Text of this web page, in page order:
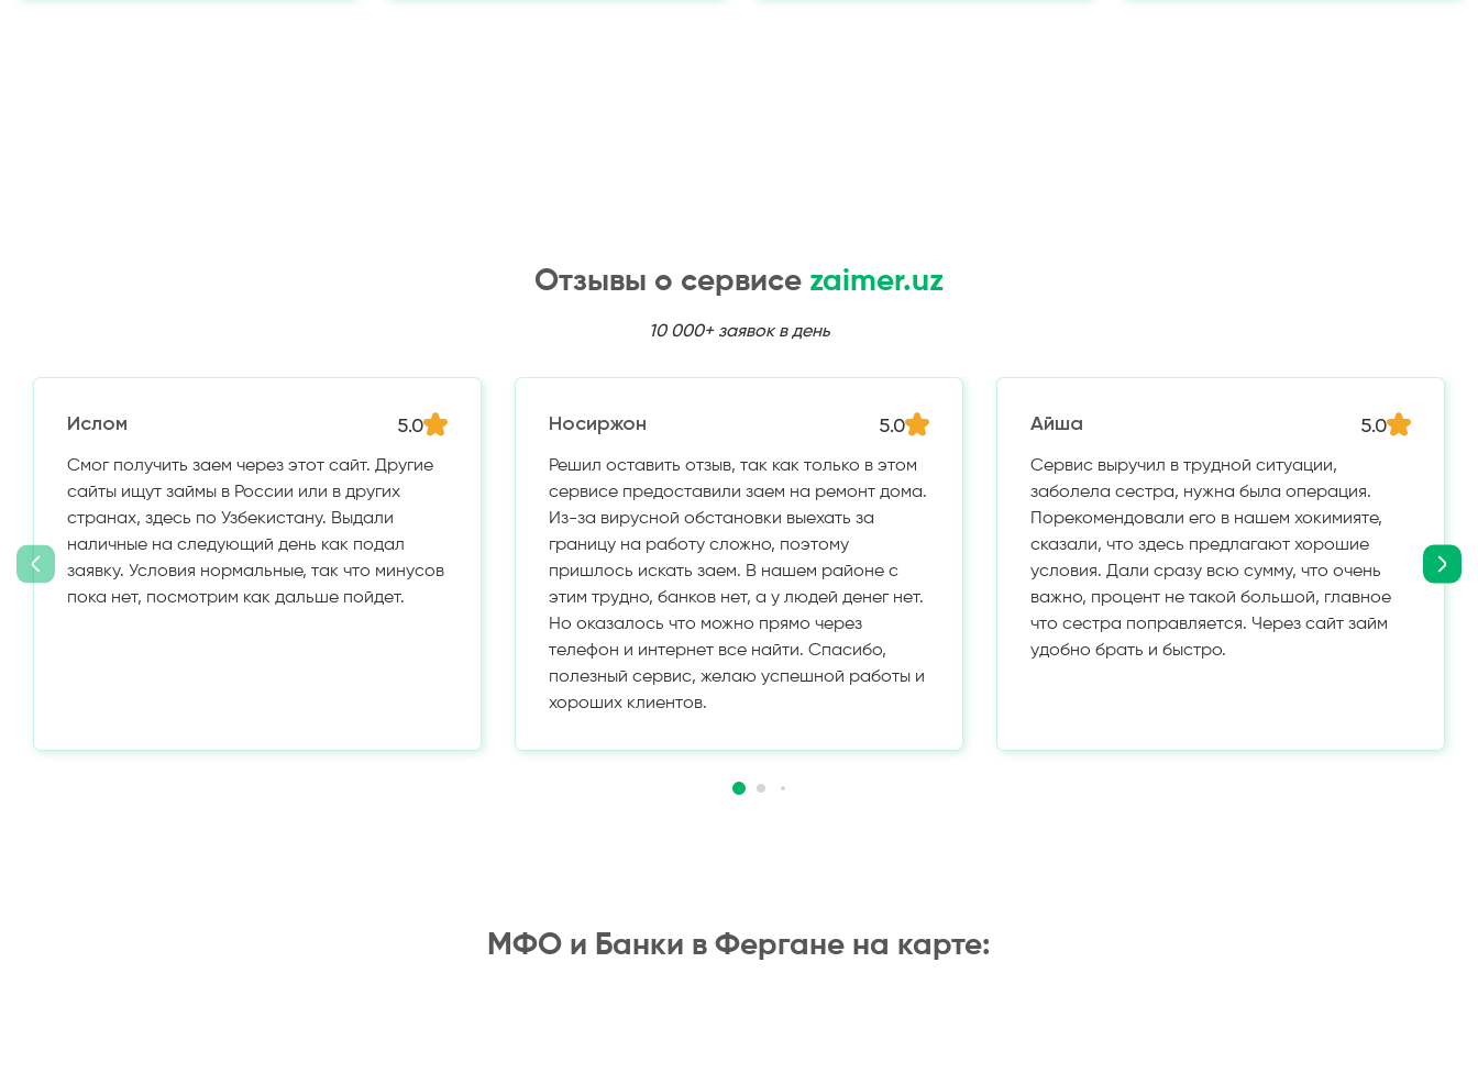
Отзывы о сервисе zaimer.uz
10 000+ заявок в день
Ислом 5.0
Смог получить заем через этот сайт. Другие
сайты ищут займы в России или в других
странах, здесь по Узбекистану. Выдали
наличные на следующий день как подал
заявку. Условия нормальные, так что минусов
пока нет, посмотрим как дальше пойдет.
Носиржон 5.0
Решил оставить отзыв, так как только в этом
сервисе предоставили заем на ремонт дома.
Из-за вирусной обстановки выехать за
границу на работу сложно, поэтому
пришлось искать заем. В нашем районе с
этим трудно, банков нет, а у людей денег нет.
Но оказалось что можно прямо через
телефон и интернет все найти. Спасибо,
полезный сервис, желаю успешной работы и
хороших клиентов.
Айша 5.0
Сервис выручил в трудной ситуации,
заболела сестра, нужна была операция.
Порекомендовали его в нашем хокимияте,
сказали, что здесь предлагают хорошие
условия. Дали сразу всю сумму, что очень
важно, процент не такой большой, главное
что сестра поправляется. Через сайт займ
удобно брать и быстро.
МФО и Банки в Фергане на карте: